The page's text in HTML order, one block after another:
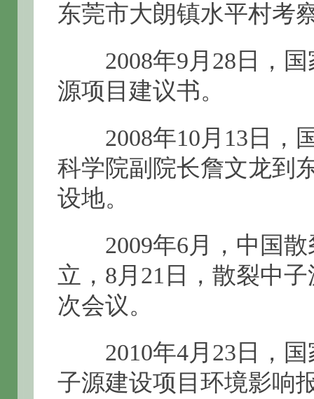
东莞市大朗镇水平村考
2008年9月28日，国
源项目建议书。
2008年10月13日，
科学院副院长詹文龙到
设地。
2009年6月，中国散
立，8月21日，散裂中
次会议。
2010年4月23日，国
子源建设项目环境影响